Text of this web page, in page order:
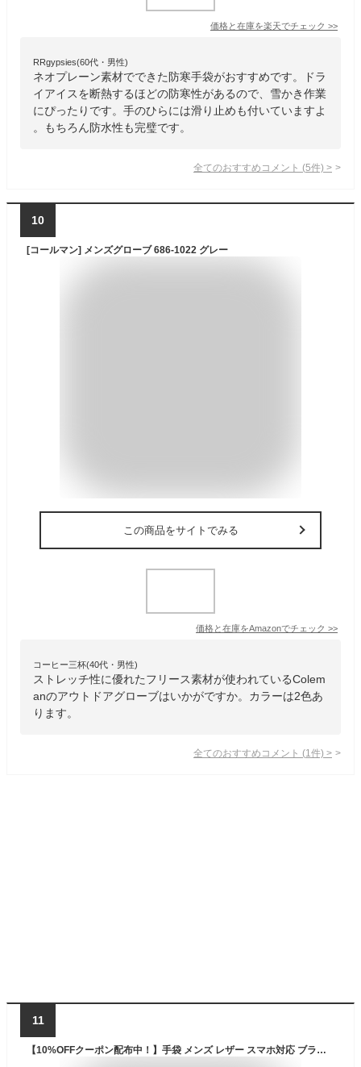
価格と在庫を楽天でチェック >>
RRgypsies(60代・男性)
ネオプレーン素材でできた防寒手袋がおすすめです。ドラ
イアイスを断熱するほどの防寒性があるので、雪かき作業
にぴったりです。手のひらには滑り止めも付いていますよ
。もちろん防水性も完璧です。
全てのおすすめコメント (5件) >
10
[コールマン] メンズグローブ 686-1022 グレー
この商品をサイトでみる
価格と在庫をAmazonでチェック >>
コーヒー三杯(40代・男性)
ストレッチ性に優れたフリース素材が使われているColem
anのアウトドアグローブはいかがですか。カラーは2色あ
ります。
全てのおすすめコメント (1 件) >
11
【10%OFFクーポン配布中！】手袋 メンズ レザー スマホ対応 ブランド 革 手袋 防寒 スエード 滑り止め 裏起毛 革手袋 メンズ おしゃれ オシャレ 冬 あったか手袋 グローブ 厚手 裏ボア 防風 暖かい 通勤 アウトドア 自転車 サイクリング スポーツ メンズグローブ